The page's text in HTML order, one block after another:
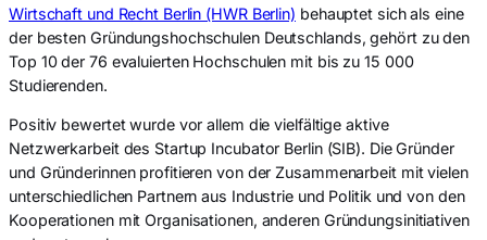
Wirtschaft und Recht Berlin (HWR Berlin) behauptet sich als eine
der besten Gründungshochschulen Deutschlands, gehört zu den
Top 10 der 76 evaluierten Hochschulen mit bis zu 15 000
Studierenden.
Positiv bewertet wurde vor allem die vielfältige aktive
Netzwerkarbeit des Startup Incubator Berlin (SIB). Die Gründer
und Gründerinnen profitieren von der Zusammenarbeit mit vielen
unterschiedlichen Partnern aus Industrie und Politik und von den
Kooperationen mit Organisationen, anderen Gründungsinitiativen